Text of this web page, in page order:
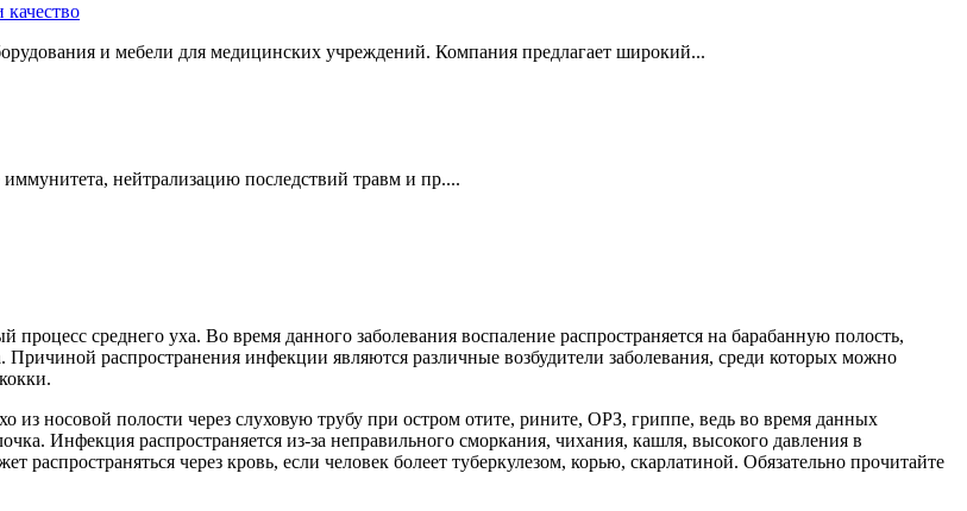
и мебели для медицинских учреждений. Компания предлагает широкий...
нейтрализацию последствий травм и пр....
среднего уха. Во время данного заболевания воспаление распространяется на барабанную полость,
Причиной распространения инфекции являются различные возбудители заболевания, среди которых можно
из носовой полости через слуховую трубу при остром отите, рините, ОРЗ, гриппе, ведь во время данных
Инфекция распространяется из-за неправильного сморкания, чихания, кашля, высокого давления в
распространяться через кровь, если человек болеет туберкулезом, корью, скарлатиной. Обязательно прочитайте